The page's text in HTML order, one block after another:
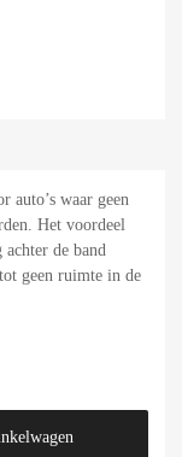
auto’s waar geen
Het voordeel
de band
geen ruimte in de